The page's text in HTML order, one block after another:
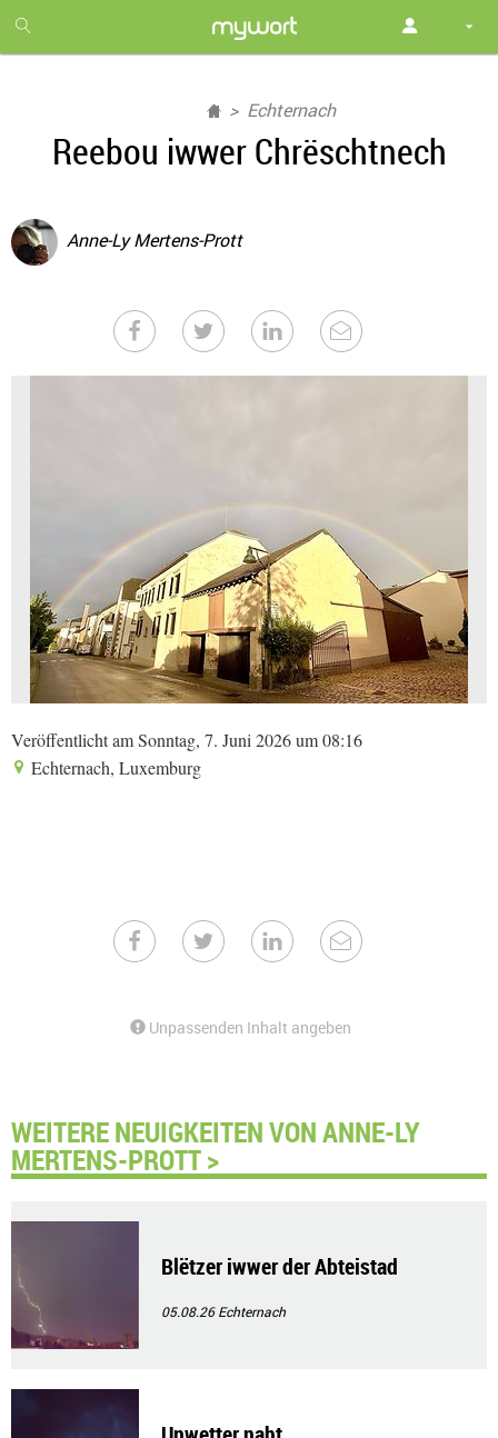
month
free
Echternach
Reebou iwwer Chrëschtnech
Anne-Ly Mertens-Prott
Veröffentlicht am Sonntag, 7. Juni 2026 um 08:16
Echternach, Luxemburg
Unpassenden Inhalt angeben
WEITERE NEUIGKEITEN VON ANNE-LY
MERTENS-PROTT >
Blëtzer iwwer der Abteistad
05.08.26Echternach